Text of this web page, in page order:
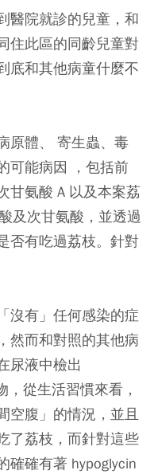
醫院就診的兒童，和
住此區的同齡兒童對
底和其他病童什麼不
原體、 寄生蟲、毒
可能病因 ，包括前
甘氨酸 A 以及本案荔
及次甘氨酸，並透過
否有吃過荔枝。針對
沒有」任何感染的症
然而和對照的其他病
尿液中檢出
，從生活習慣來看，
空腹」的情況，並且
了荔枝，而針對這些
確確有著 hypoglycin